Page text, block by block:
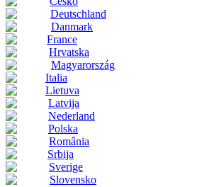
Deutschland
Danmark
France
Hrvatska
Magyarország
Italia
Lietuva
Latvija
Nederland
Polska
România
Srbija
Sverige
Slovensko